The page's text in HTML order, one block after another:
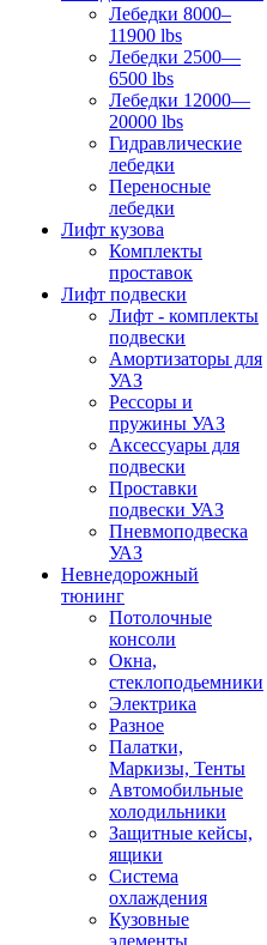
Лебедки 8000–
11900 lbs
Лебедки 2500—
6500 lbs
Лебедки 12000—
20000 lbs
Гидравлические
лебедки
Переносные
лебедки
Лифт кузова
Комплекты
проставок
Лифт подвески
Лифт - комплекты
подвески
Амортизаторы для
УАЗ
Рессоры и
пружины УАЗ
Аксессуары для
подвески
Проставки
подвески УАЗ
Пневмоподвеска
УАЗ
Невнедорожный
тюнинг
Потолочные
консоли
Окна,
стеклоподьемники
Электрика
Разное
Палатки,
Маркизы, Тенты
Автомобильные
холодильники
Защитные кейсы,
ящики
Система
охлаждения
Кузовные
элементы